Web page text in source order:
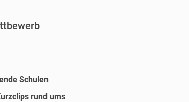
Schulen
rund ums